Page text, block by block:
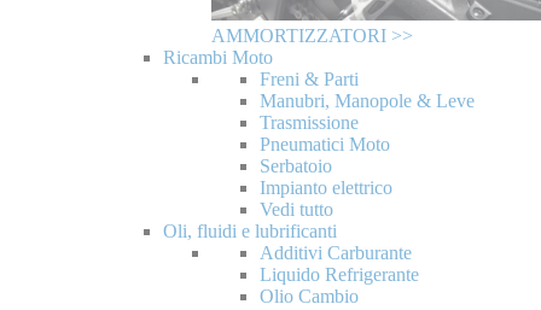
AMMORTIZZATORI >>
Ricambi Moto
Freni & Parti
Manubri, Manopole & Leve
Trasmissione
Pneumatici Moto
Serbatoio
Impianto elettrico
Vedi tutto
Oli, fluidi e lubrificanti
Additivi Carburante
Liquido Refrigerante
Olio Cambio